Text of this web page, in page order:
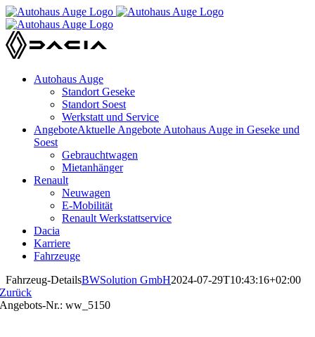
Zum
Inhalt
springen
Autohaus Auge
Standort Geseke
Standort Soest
Werkstatt und Service
AngeboteAktuelle Angebote Autohaus Auge in Geseke und
Soest
Gebrauchtwagen
Mietanhänger
Renault
Neuwagen
E-Mobilität
Renault Werkstattservice
Dacia
Karriere
Fahrzeuge
Fahrzeug-DetailsBWSolution GmbH2024-07-29T10:43:16+02:00
Zurück
Angebots-Nr.: ww_5150